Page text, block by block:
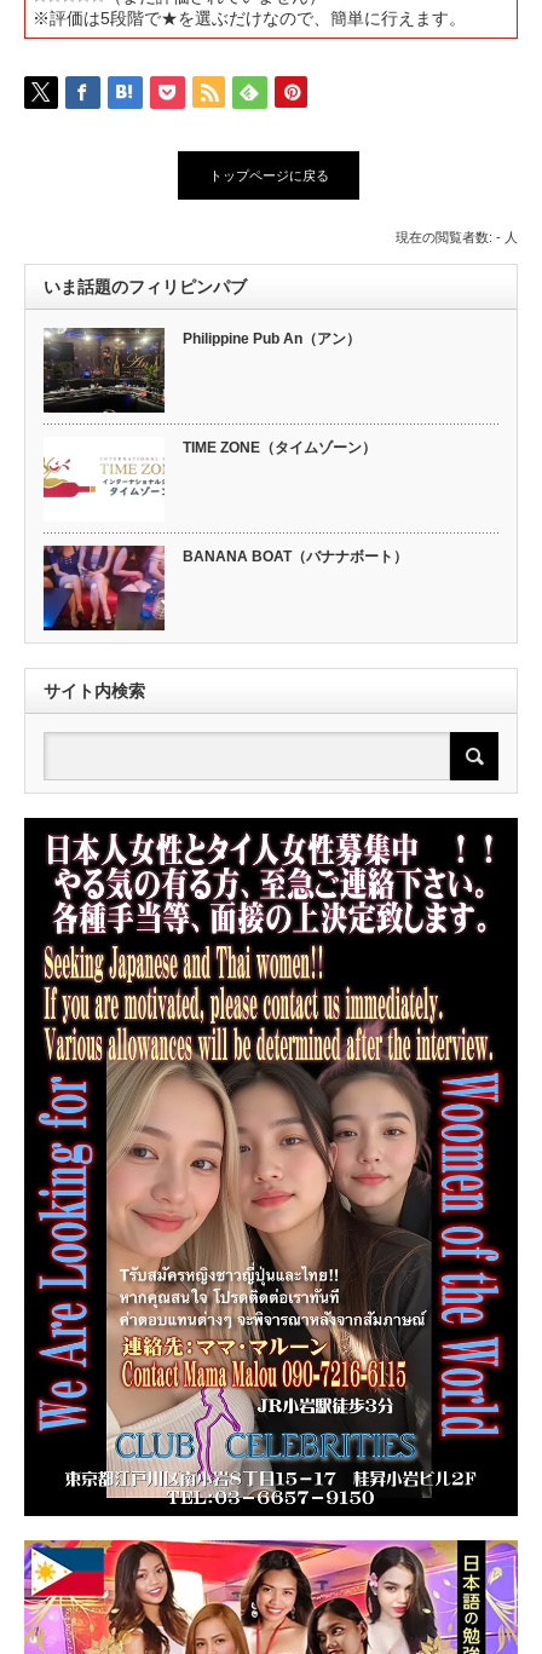
※評価は5段階で★を選ぶだけなので、簡単に行えます。
トップページに戻る
現在の閲覧者数: - 人
いま話題のフィリピンパブ
Philippine Pub An（アン）
TIME ZONE（タイムゾーン）
BANANA BOAT（バナナボート）
サイト内検索